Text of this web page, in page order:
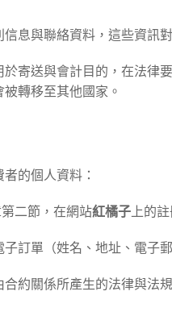
息與聯絡資料，這些資訊
寄送與會計目的，在法律
轉移至其他國家。
的個人資料：
二節，在網站紅橘子上的註
訂單（姓名、地址、電子郵
約關係所產生的法律與法規